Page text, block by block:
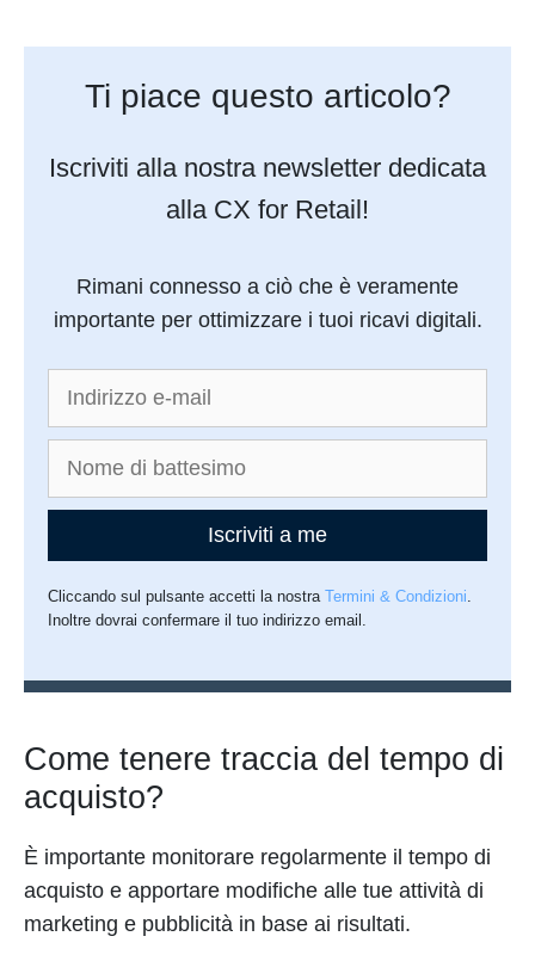
Ti piace questo articolo?
Iscriviti alla nostra newsletter dedicata
alla CX for Retail!
Rimani connesso a ciò che è veramente
importante per ottimizzare i tuoi ricavi digitali.
Iscriviti a me
Cliccando sul pulsante accetti la nostraTermini & Condizioni.
Inoltre dovrai confermare il tuo indirizzo email.
Come tenere traccia del tempo di
acquisto?
È importante monitorare regolarmente il tempo di
acquisto e apportare modifiche alle tue attività di
marketing e pubblicità in base ai risultati.